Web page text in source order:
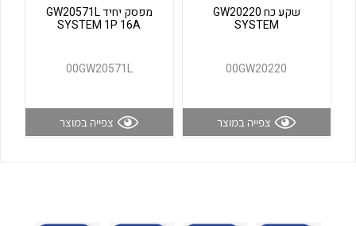
לכל מוצרי היצרן לכל מוצרי היצרן
שקע כח GW20220
SYSTEM
00GW20220
צפייה במוצר
מפסק יחיד GW20571L
SYSTEM 1P 16A
00GW20571L
צפייה במוצר